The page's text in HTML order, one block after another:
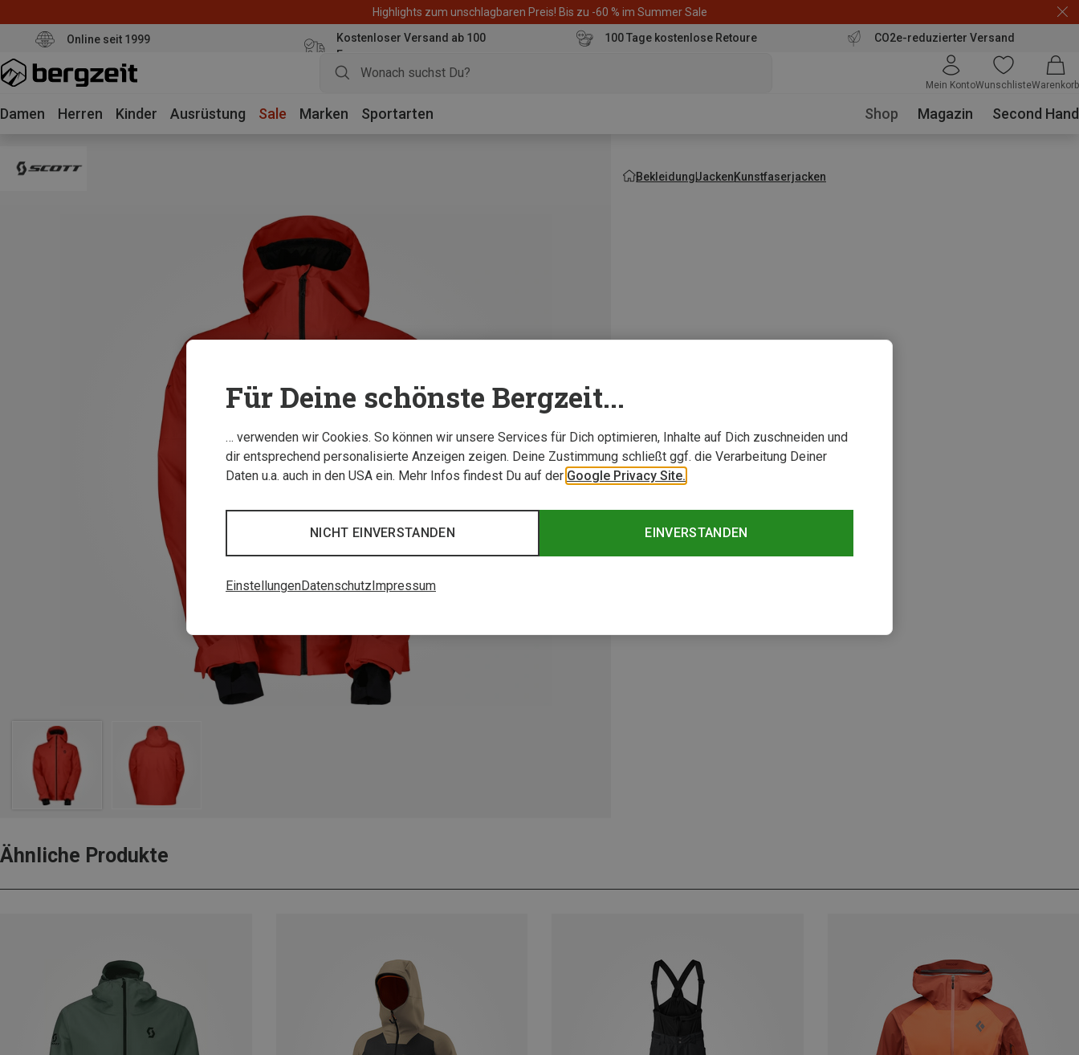
Highlights zum unschlagbaren Preis! Bis zu -60 % im Summer Sale
Online seit 1999
Kostenloser Versand ab 100
Euro
100 Tage kostenlose Retoure CO2e-reduzierter Versand
Mein KontoWunschlisteWarenkorb
Damen Herren Kinder Ausrüstung Sale Marken Sportarten Shop Magazin Second Hand
BekleidungJackenKunstfaserjacken
Ähnliche Produkte
Für Deine schönste Bergzeit...
… verwenden wir Cookies. So können wir unsere Services für Dich optimieren, Inhalte auf Dich zuschneiden und
dir entsprechend personalisierte Anzeigen zeigen. Deine Zustimmung schließt ggf. die Verarbeitung Deiner
Daten u.a. auch in den USA ein. Mehr Infos findest Du auf der Google Privacy Site.
EINVERSTANDEN
NICHT EINVERSTANDEN
EinstellungenDatenschutz Impressum